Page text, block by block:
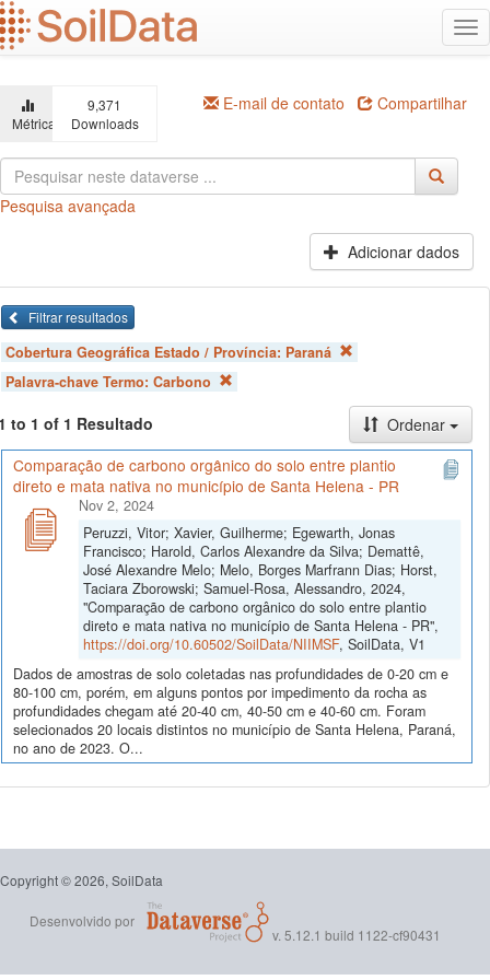
Ir
para
o
principal
Métricas
9,371
Downloads
E-mail de contato Compartilhar
Pesquisa avançada
Adicionar dados
Filtrar resultados
Cobertura Geográfica Estado / Província: Paraná
Palavra-chave Termo: Carbono
to 1 of 1 Resultado
Ordenar
Comparação de carbono orgânico do solo entre plantio
direto e mata nativa no município de Santa Helena - PR
Nov 2, 2024
Peruzzi, Vitor; Xavier, Guilherme; Egewarth, Jonas
Francisco; Harold, Carlos Alexandre da Silva; Demattê,
José Alexandre Melo; Melo, Borges Marfrann Dias; Horst,
Taciara Zborowski; Samuel-Rosa, Alessandro, 2024,
"Comparação de carbono orgânico do solo entre plantio
direto e mata nativa no município de Santa Helena - PR",
https://doi.org/10.60502/SoilData/NIIMSF, SoilData, V1
Dados de amostras de solo coletadas nas profundidades de 0-20 cm e
80-100 cm, porém, em alguns pontos por impedimento da rocha as
profundidades chegam até 20-40 cm, 40-50 cm e 40-60 cm. Foram
selecionados 20 locais distintos no município de Santa Helena, Paraná,
no ano de 2023. O...
Copyright © 2026, SoilData
Desenvolvido por
v. 5.12.1 build 1122-cf90431